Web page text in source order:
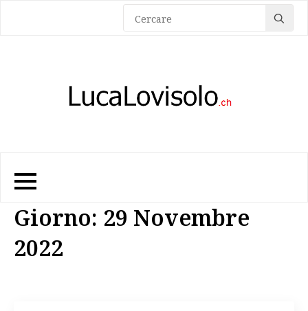
for:
Giorno: 29 Novembre
2022